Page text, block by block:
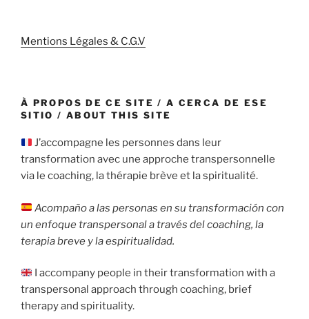
Mentions Légales & C.G.V
À PROPOS DE CE SITE / A CERCA DE ESE
SITIO / ABOUT THIS SITE
J’accompagne les personnes dans leur
transformation avec une approche transpersonnelle
via le coaching, la thérapie brève et la spiritualité.
Acompaño a las personas en su transformación con
un enfoque transpersonal a través del coaching, la
terapia breve y la espiritualidad.
I accompany people in their transformation with a
transpersonal approach through coaching, brief
therapy and spirituality.